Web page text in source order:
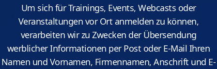
Um sich für Trainings, Events, Webcasts oder
Veranstaltungen vor Ort anmelden zu können,
verarbeiten wir zu Zwecken der Übersendung
werblicher Informationen per Post oder E-Mail Ihren
Namen und Vornamen, Firmennamen, Anschrift und E-